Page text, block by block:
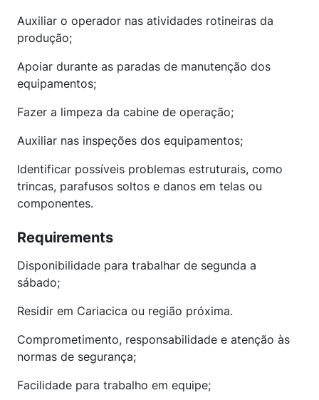
Auxiliar o operador nas atividades rotineiras da
produção;
Apoiar durante as paradas de manutenção dos
equipamentos;
Fazer a limpeza da cabine de operação;
Auxiliar nas inspeções dos equipamentos;
Identificar possíveis problemas estruturais, como
trincas, parafusos soltos e danos em telas ou
componentes.
Requirements
Disponibilidade para trabalhar de segunda a
sábado;
Residir em Cariacica ou região próxima.
Comprometimento, responsabilidade e atenção às
normas de segurança;
Facilidade para trabalho em equipe;